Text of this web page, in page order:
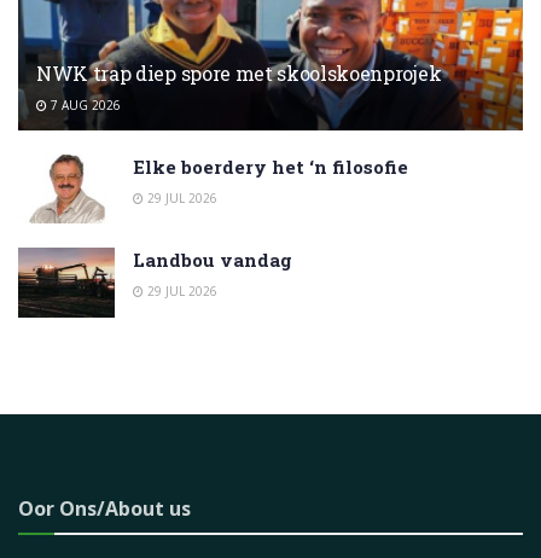
NWK trap diep spore met skoolskoenprojek
7 AUG 2026
Elke boerdery het ‘n filosofie
29 JUL 2026
Landbou vandag
29 JUL 2026
Oor Ons/About us